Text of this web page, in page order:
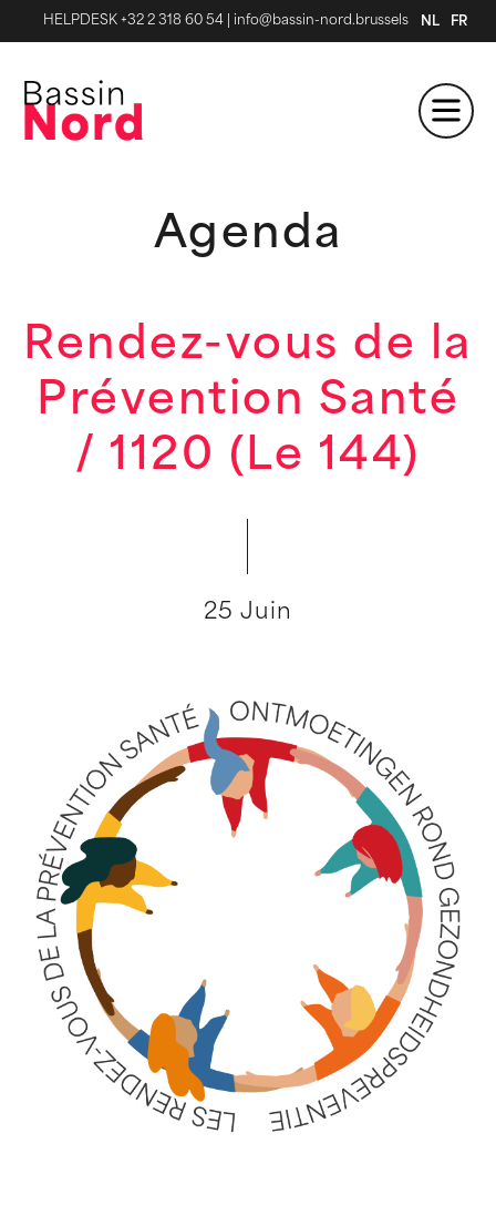
HELPDESK +32 2 318 60 54 info@bassin-nord.brussels NL FR
Agenda
Rendez-vous de la
Prévention Santé
/ 1120 (Le 144)
25 Juin